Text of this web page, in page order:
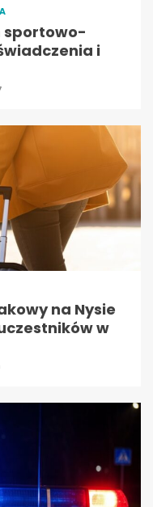
sportowo-
i
na Nysie
w